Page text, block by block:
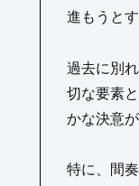
進もうと
過去に別
切な要素
かな決意
特に、間